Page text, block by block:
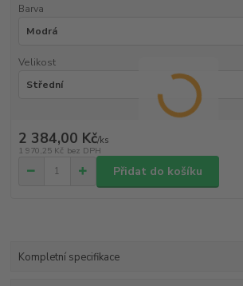
Barva
Velikost
2 384,00 Kč/ks
1 970,25 Kč bez DPH
Přidat do košíku
Kompletní specifikace